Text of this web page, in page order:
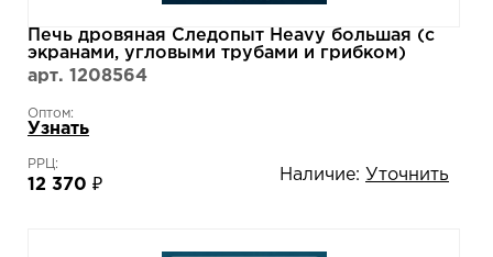
Печь дровяная Следопыт Heavy большая (с
экранами, угловыми трубами и грибком)
арт. 1208564
Оптом:
Узнать
РРЦ:
12 370 ₽
Наличие: Уточнить